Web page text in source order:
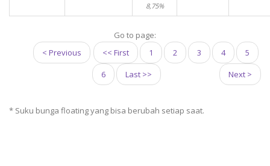
8,75%
Go to page:
<< First
< Previous 1 2 3 4
5
6
Next >
Last >>
* Suku bunga floating yang bisa berubah setiap saat.